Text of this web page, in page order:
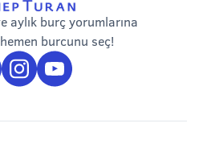
aylık burç yorumlarına
burcunu seç!